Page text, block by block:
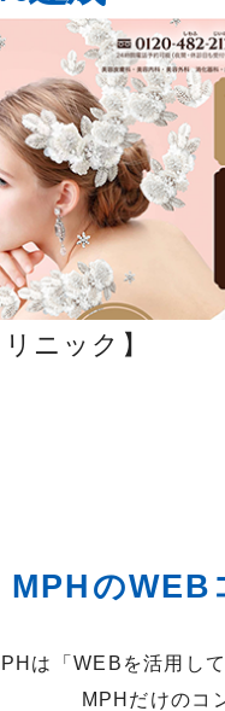
ニック】
MPHのWEB
は「WEBを活用し
MPHだけのコ